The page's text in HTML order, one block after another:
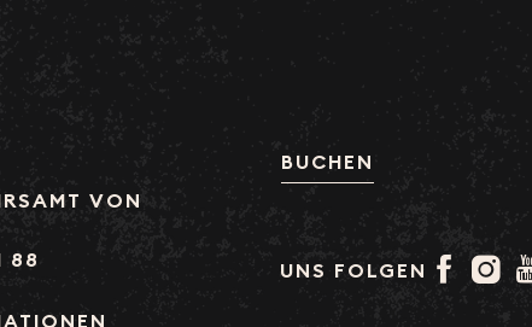
VON
88
UNS FOLGEN
BUCHEN